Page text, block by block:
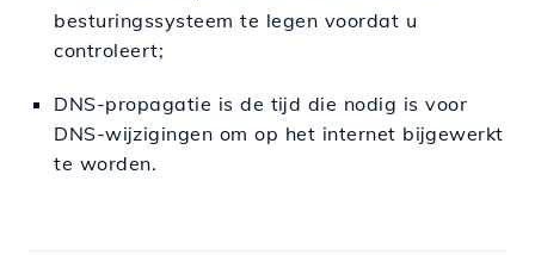
besturingssysteem te legen voordat u
controleert;
DNS-propagatie is de tijd die nodig is voor
DNS-wijzigingen om op het internet bijgewerkt
te worden.